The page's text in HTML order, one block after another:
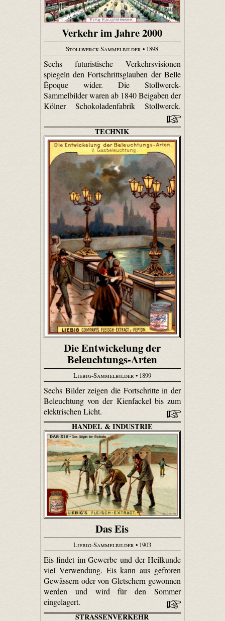
Verkehr im Jahre 2000
Stollwerck-Sammelbilder • 1898
Sechs futuristische Verkehrsvisionen
spiegeln den Fortschrittsglauben der Belle
Époque wider. Die Stollwerck-
Sammelbilder waren ab 1840 Beigaben der
Kölner Schokoladenfabrik Stollwerck.
TECHNIK
Die Entwickelung der
Beleuchtungs-Arten
Liebig-Sammelbilder • 1899
Sechs Bilder zeigen die Fortschritte in der
Beleuchtung von der Kienfackel bis zum
elektrischen Licht.
HANDEL & INDUSTRIE
Das Eis
Liebig-Sammelbilder• 1903
Eis findet im Gewerbe und der Heilkunde
viel Verwendung. Eis kann aus gefroren
Gewässern oder von Gletschern gewonnen
werden und wird für den Sommer
eingelagert.
STRASSENVERKEHR